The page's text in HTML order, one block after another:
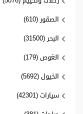
الصقور (610)
البحر (31500)
الغوص (179)
الخيول (5692)
سيارات (42301)